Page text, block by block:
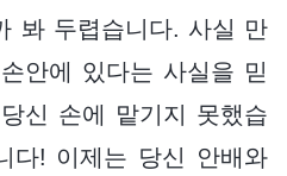
봐 두렵습니다. 사실 만
안에 있다는 사실을 믿
신 손에 맡기지 못했습
다! 이제는 당신 안배와